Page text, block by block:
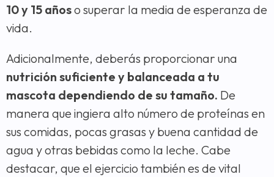
10 y 15 añoso superar la media de esperanza de
vida.
Adicionalmente, deberás proporcionar una
nutrición suficiente y balanceada a tu
mascota dependiendo de su tamaño. De
manera que ingiera alto número de proteínas en
sus comidas, pocas grasas y buena cantidad de
agua y otras bebidas como la leche. Cabe
destacar, que el ejercicio también es de vital